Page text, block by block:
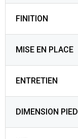
FINITION
MISE EN PLACE
ENTRETIEN
DIMENSION PIED